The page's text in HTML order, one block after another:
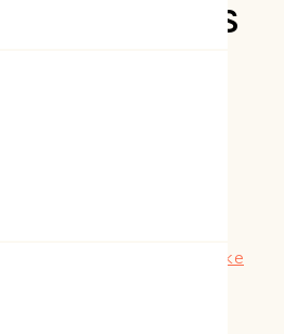
JACOBS
head chef van
Black Smoke